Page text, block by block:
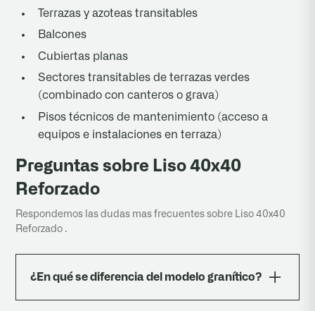
Terrazas y azoteas transitables
Balcones
Cubiertas planas
Sectores transitables de terrazas verdes
(combinado con canteros o grava)
Pisos técnicos de mantenimiento (acceso a
equipos e instalaciones en terraza)
Preguntas sobre Liso 40x40
Reforzado
Respondemos las dudas mas frecuentes sobre Liso 40x40
Reforzado .
¿En qué se diferencia del modelo granítico?